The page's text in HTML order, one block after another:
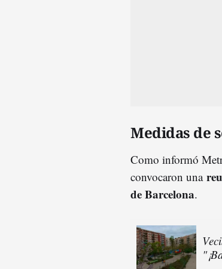
Medidas de
Como informó
convocaron una
de Barcelona.